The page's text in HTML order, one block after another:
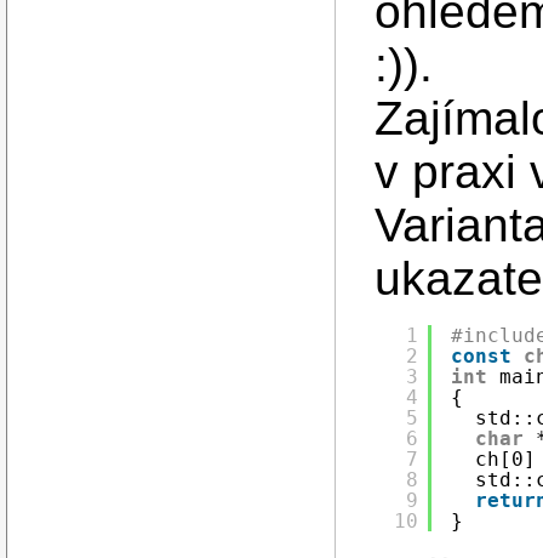
:)).
v praxi
1
2
3
4
5
6
7
8
9
10
const
int
{
char
}